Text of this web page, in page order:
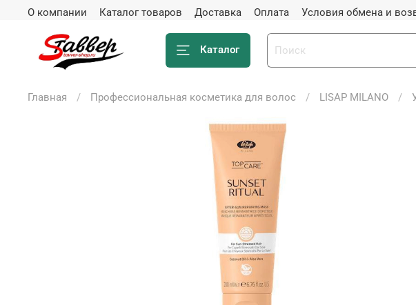
О компании Каталог товаров Доставка Оплата Условия обмена и
Каталог
Главная Профессиональная косметика для волос LISAP MILANO